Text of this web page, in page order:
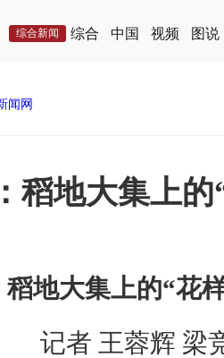
综合新闻 综合 中国 视频 图说
闻网
稻地大集上的
稻地大集上的“花
记者 王蓉辉 梁